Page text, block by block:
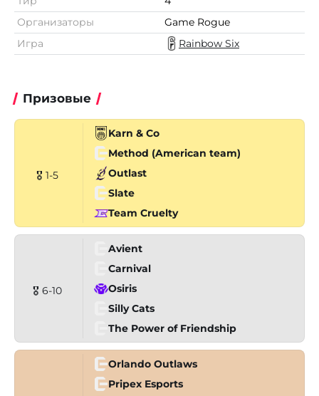
Организаторы
Game Rogue
Игра
Rainbow Six
Призовые
🎖 1-5
Karn & Co
Method (American team)
Outlast
Slate
Team Cruelty
🎖 6-10
Avient
Carnival
Osiris
Silly Cats
The Power of Friendship
Orlando Outlaws
Pripex Esports